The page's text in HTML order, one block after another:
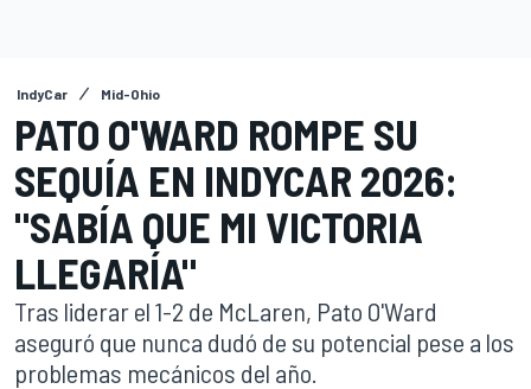
IndyCar Mid-Ohio
PATO O'WARD ROMPE SU
SEQUÍA EN INDYCAR 2026:
"SABÍA QUE MI VICTORIA
LLEGARÍA"
Tras liderar el 1-2 de McLaren, Pato O'Ward
aseguró que nunca dudó de su potencial pese a los
problemas mecánicos del año.